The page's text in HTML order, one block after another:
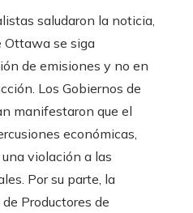
saludaron la noticia,
Ottawa se siga
de emisiones y no en
Los Gobiernos de
manifestaron que el
económicas,
violación a las
Por su parte, la
Productores de